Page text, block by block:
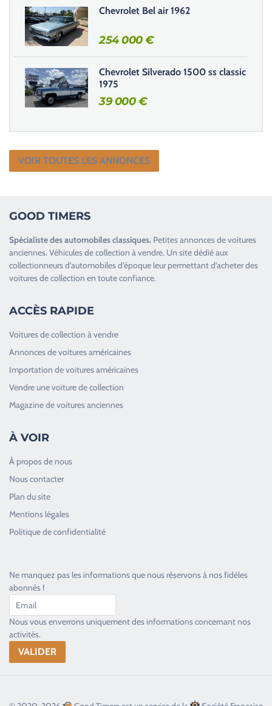
e
.
Chevrolet Bel air 1962
254 000€
Chevrolet Silverado 1500 ss classic
1975
39 000€
VOIR TOUTES LES ANNONCES
GOOD TIMERS
Spécialiste desautomobiles classiques. Petites annonces devoitures
anciennes.Véhicules de collection à vendre. Un site dédié aux
collectionneurs d’automobiles d’époque leur permettant d’acheter des
voitures de collection en toute confiance.
ACCÈS RAPIDE
Voitures de collection à vendre
Annonces de voitures américaines
Importation de voitures américaines
Vendre une voiture de collection
Magazine de voitures anciennes
À VOIR
À propos de nous
Nous contacter
Plan du site
Mentions légales
Politique de confidentialité
Ne manquez pas les informations que nous réservons à nos fidèles
abonnés !
Nous vous enverrons uniquement des informations concernant nos
activités.
Toujours heureux d'aider les passionnés